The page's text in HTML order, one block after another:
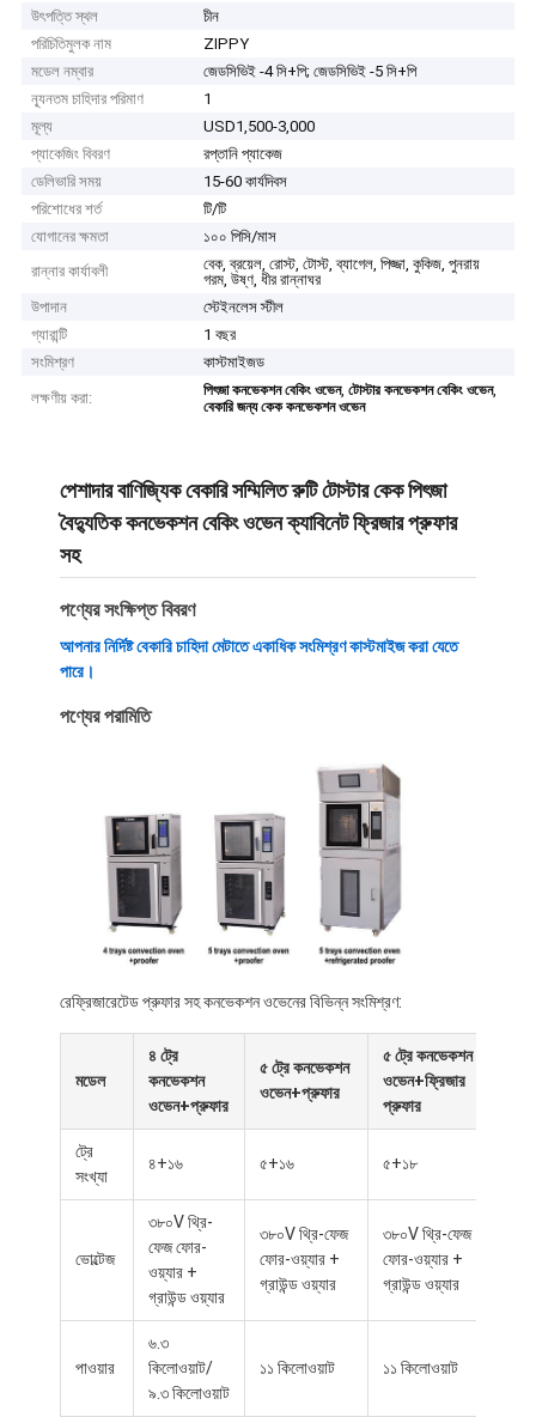
উৎপত্তি স্থল
চীন
পরিচিতিমুলক নাম
ZIPPY
মডেল নম্বার
জেডসিভিই -4 সি+পি; জেডসিভিই -5 সি+পি
ন্যূনতম চাহিদার পরিমাণ
1
মূল্য
USD1,500-3,000
প্যাকেজিং বিবরণ
রপ্তানি প্যাকেজ
ডেলিভারি সময়
15-60 কার্যদিবস
পরিশোধের শর্ত
টি/টি
যোগানের ক্ষমতা
১০০ পিসি/মাস
রান্নার কার্যাবলী
বেক, ব্রয়েল, রোস্ট, টোস্ট, ব্যাগেল, পিজ্জা, কুকিজ, পুনরায়
গরম, উষ্ণ, ধীর রান্নাঘর
উপাদান
স্টেইনলেস স্টীল
গ্যারান্টি
1 বছর
সংমিশ্রণ
কাস্টমাইজড
লক্ষণীয় করা:
পিৎজা কনভেকশন বেকিং ওভেন,টোস্টার কনভেকশন বেকিং ওভেন,
বেকারি জন্য কেক কনভেকশন ওভেন
পেশাদার বাণিজ্যিক বেকারি সম্মিলিত রুটি টোস্টার কেক পিৎজা
বৈদ্যুতিক কনভেকশন বেকিং ওভেন ক্যাবিনেট ফ্রিজার প্রুফার
সহ
পণ্যের সংক্ষিপ্ত বিবরণ
আপনার নির্দিষ্ট বেকারি চাহিদা মেটাতে একাধিক সংমিশ্রণ কাস্টমাইজ করা যেতে
পারে।
পণ্যের পরামিতি
রেফ্রিজারেটেড প্রুফার সহ কনভেকশন ওভেনের বিভিন্ন সংমিশ্রণ:
মডেল
৪ ট্রে
কনভেকশন
ওভেন+প্রুফার
৫ ট্রে কনভেকশন
ওভেন+প্রুফার
৫ ট্রে কনভেকশন
ওভেন+ফ্রিজার
প্রুফার
ট্রে
সংখ্যা
৪+১৬ ৫+১৬ ৫+১৮
ভোল্টেজ
৩৮০V থ্রি-
ফেজ ফোর-
ওয়্যার +
গ্রাউন্ড ওয়্যার
৩৮০V থ্রি-ফেজ
ফোর-ওয়্যার +
গ্রাউন্ড ওয়্যার
৩৮০V থ্রি-ফেজ
ফোর-ওয়্যার +
গ্রাউন্ড ওয়্যার
পাওয়ার
৬.৩
কিলোওয়াট/
৯.৩ কিলোওয়াট
১১ কিলোওয়াট ১১ কিলোওয়াট